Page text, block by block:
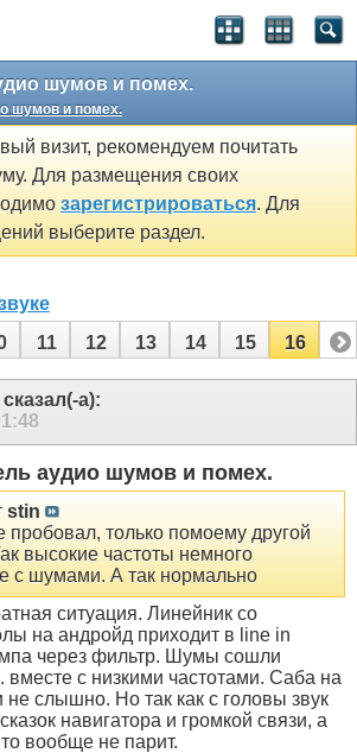
шумов и помех.
шумов и помех.
визит, рекомендуем почитать
Для размещения своих
зарегистрироваться. Для
выберите раздел.
11 12 13 14 15 16
сказал(-а):
аудио шумов и помех.
stin
пробовал, только помоему другой
высокие частоты немного
с шумами. А так нормально
ситуация. Линейник со
на андройд приходит в line in
через фильтр. Шумы сошли
вместе с низкими частотами. Саба на
не слышно. Но так как с головы звук
навигатора и громкой связи, а
вообще не парит.